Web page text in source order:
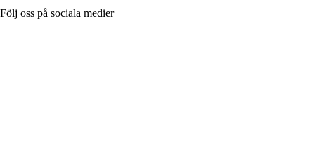
Följ oss på sociala medier